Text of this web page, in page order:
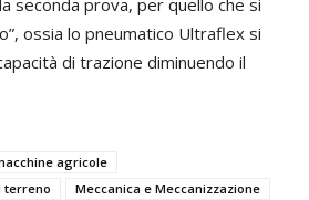
seconda prova, per quello che si
ossia lo pneumatico Ultraflex si
di trazione diminuendo il
agricole
terreno
Meccanica e Meccanizzazione